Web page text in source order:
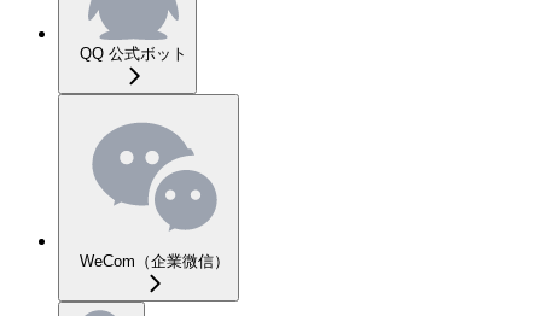
QQ 公式ボット
WeCom（企業微信）